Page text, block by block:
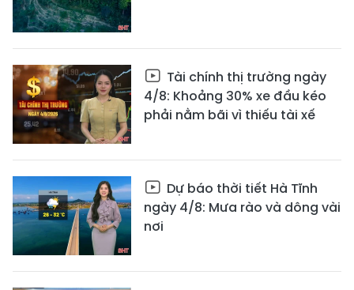
Tài chính thị trường ngày
4/8: Khoảng 30% xe đầu kéo
phải nằm bãi vì thiếu tài xế
Dự báo thời tiết Hà Tĩnh
ngày 4/8: Mưa rào và dông vài
nơi